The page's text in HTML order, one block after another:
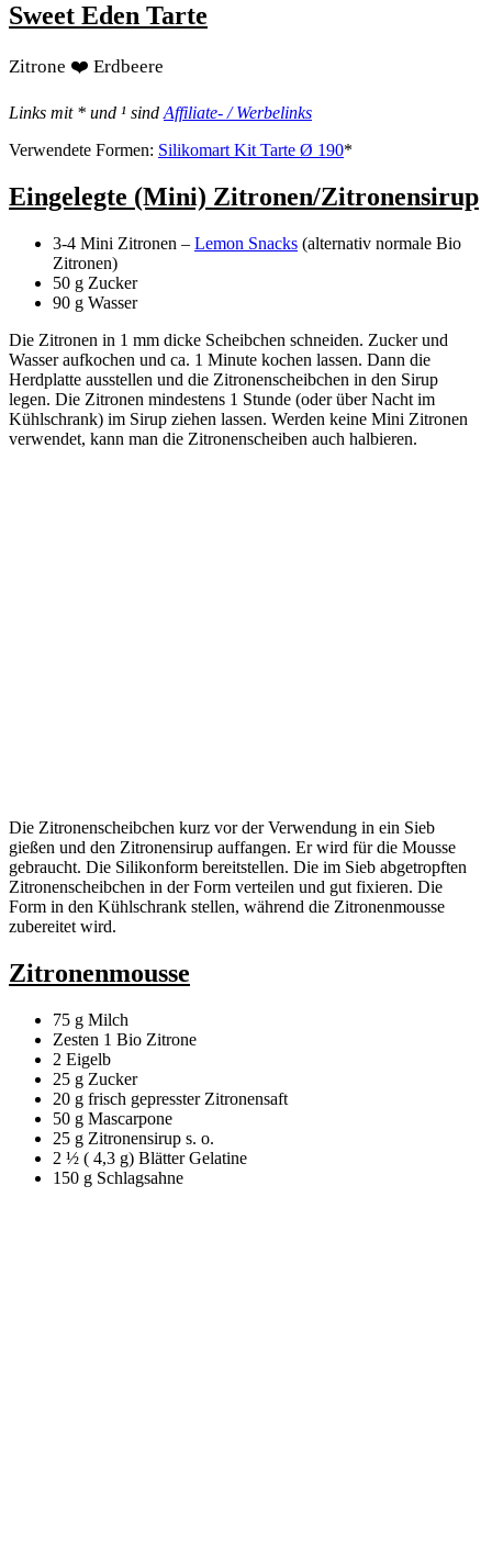
Sweet Eden Tarte
Zitrone ❤️ Erdbeere
Links mit * und ¹ sind Affiliate- / Werbelinks
Verwendete Formen: Silikomart Kit Tarte Ø 190*
Eingelegte (Mini) Zitronen/Zitronensirup
3-4 Mini Zitronen – Lemon Snacks (alternativ normale Bio
Zitronen)
50 g Zucker
90 g Wasser
Die Zitronen in 1 mm dicke Scheibchen schneiden. Zucker und
Wasser aufkochen und ca. 1 Minute kochen lassen. Dann die
Herdplatte ausstellen und die Zitronenscheibchen in den Sirup
legen. Die Zitronen mindestens 1 Stunde (oder über Nacht im
Kühlschrank) im Sirup ziehen lassen. Werden keine Mini Zitronen
verwendet, kann man die Zitronenscheiben auch halbieren.
Die Zitronenscheibchen kurz vor der Verwendung in ein Sieb
gießen und den Zitronensirup auffangen. Er wird für die Mousse
gebraucht. Die Silikonform bereitstellen. Die im Sieb abgetropften
Zitronenscheibchen in der Form verteilen und gut fixieren. Die
Form in den Kühlschrank stellen, während die Zitronenmousse
zubereitet wird.
Zitronenmousse
75 g Milch
Zesten 1 Bio Zitrone
2 Eigelb
25 g Zucker
20 g frisch gepresster Zitronensaft
50 g Mascarpone
25 g Zitronensirup s. o.
2 ½ ( 4,3 g) Blätter Gelatine
150 g Schlagsahne